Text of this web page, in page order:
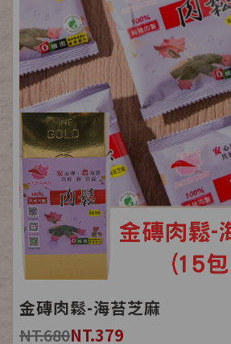
金磚肉鬆-海苔芝麻
NT.680NT.379